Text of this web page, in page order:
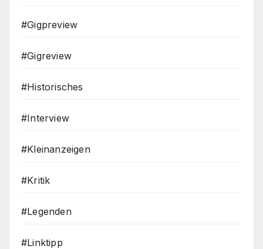
#Gigpreview
#Gigreview
#Historisches
#Interview
#Kleinanzeigen
#Kritik
#Legenden
#Linktipp